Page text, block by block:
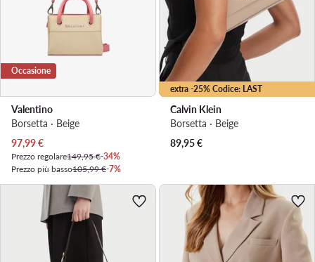
Occasione
Valentino
Borsetta · Beige
Prezzo attuale
97,99€
Prezzo regolare149,95 €-34%
Prezzo più basso105,99 €-7%
extra -25% Codice: LAST
Calvin Klein
Borsetta · Beige
89,95€